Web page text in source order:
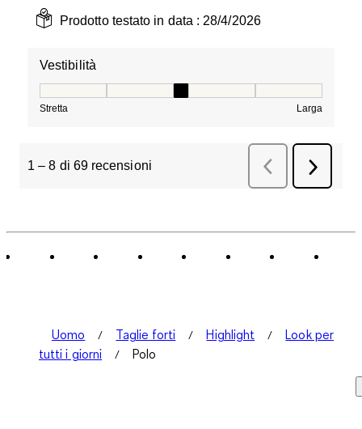
Prodotto testato in data :28/4/2026
Vestibilità
Stretta Larga
1 – 8 di 69 recensioni Precedente
Uomo Taglie forti Highlight
Look per
tutti i giorni
Polo